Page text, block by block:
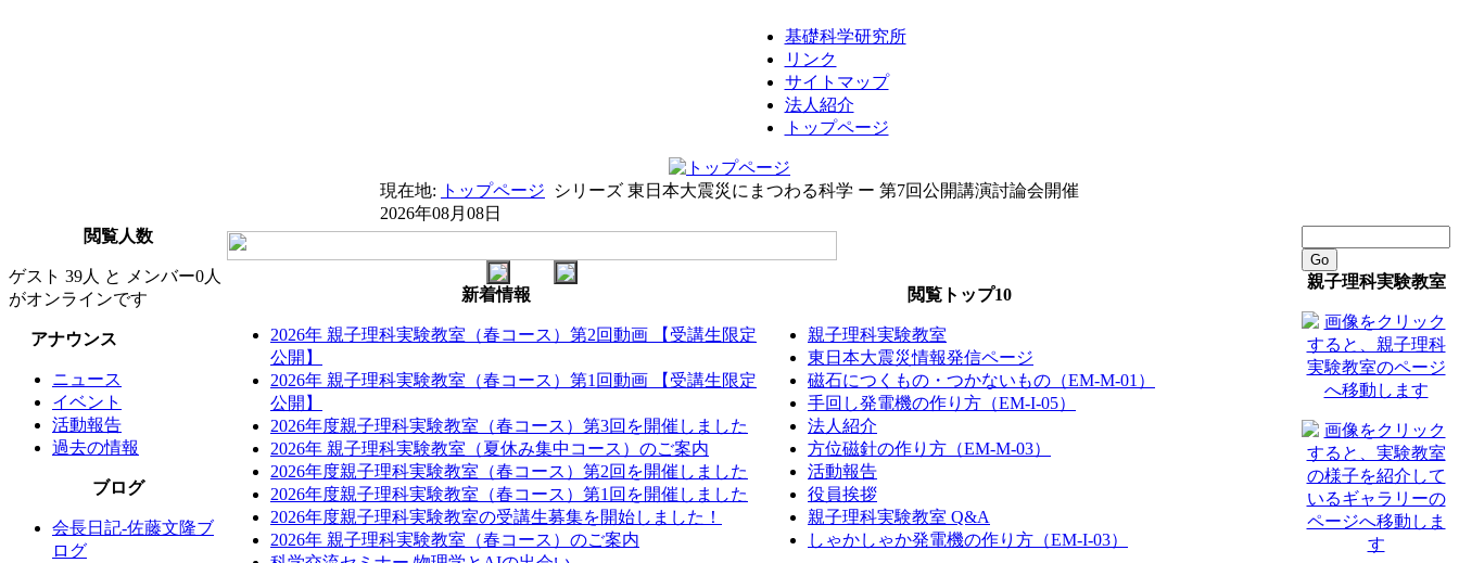
基礎科学研究所
リンク
サイトマップ
法人紹介
トップページ
現在地: トップページ
シリーズ 東日本大震災にまつわる科学 ー 第7回公開講演討論会開催
2026年08月08日
閲覧人数
ゲスト 39人 と メンバー0人
がオンラインです
アナウンス
ニュース
イベント
活動報告
過去の情報
ブログ
会長日記-佐藤文隆ブ
ログ
新着情報
2026年 親子理科実験教室（春コース）第2回動画 【受講生限定
公開】
2026年 親子理科実験教室（春コース）第1回動画 【受講生限定
公開】
2026年度親子理科実験教室（春コース）第3回を開催しました
2026年 親子理科実験教室（夏休み集中コース）のご案内
2026年度親子理科実験教室（春コース）第2回を開催しました
2026年度親子理科実験教室（春コース）第1回を開催しました
2026年度親子理科実験教室の受講生募集を開始しました！
2026年 親子理科実験教室（春コース）のご案内
閲覧トップ10
親子理科実験教室
東日本大震災情報発信ページ
磁石につくもの・つかないもの（EM-M-01）
手回し発電機の作り方（EM-I-05）
法人紹介
方位磁針の作り方（EM-M-03）
活動報告
役員挨拶
親子理科実験教室 Q&A
しゃかしゃか発電機の作り方（EM-I-03）
Go
親子理科実験教室